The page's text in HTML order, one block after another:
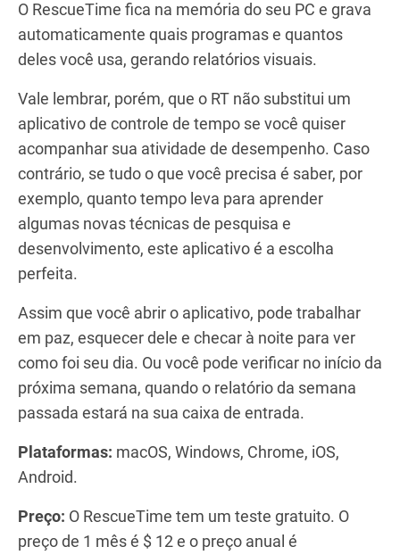
O RescueTime fica na memória do seu PC e grava
automaticamente quais programas e quantos
deles você usa, gerando relatórios visuais.
Vale lembrar, porém, que o RT não substitui um
aplicativo de controle de tempo se você quiser
acompanhar sua atividade de desempenho. Caso
contrário, se tudo o que você precisa é saber, por
exemplo, quanto tempo leva para aprender
algumas novas técnicas de pesquisa e
desenvolvimento, este aplicativo é a escolha
perfeita.
Assim que você abrir o aplicativo, pode trabalhar
em paz, esquecer dele e checar à noite para ver
como foi seu dia. Ou você pode verificar no início da
próxima semana, quando o relatório da semana
passada estará na sua caixa de entrada.
Plataformas: macOS, Windows, Chrome, iOS,
Android.
Preço: O RescueTime tem um teste gratuito. O
preço de 1 mês é $ 12 e o preço anual é